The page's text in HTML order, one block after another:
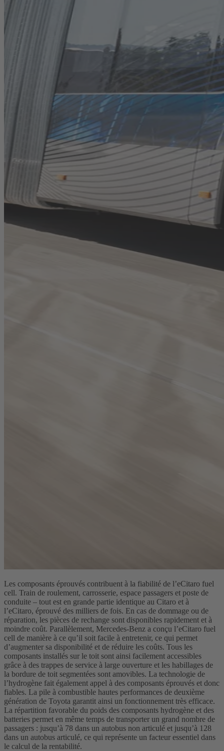
Les composants éprouvés contribuent à la fiabilité de l’eCitaro fuel
cell. Train de roulement, carrosserie, espace passagers et poste de
conduite – tout est en grande partie identique au Citaro et à
l’eCitaro, éprouvé des milliers de fois. En cas de dommage ou de
réparation, les pièces de rechange sont disponibles rapidement et à
moindre coût. Parallèlement, Mercedes-Benz a conçu l’eCitaro fuel
cell de manière à ce qu’il soit facile à entretenir, ce qui permet
d’augmenter sa disponibilité et de réduire les coûts. Tous les
composants installés sur le toit sont ainsi facilement accessibles
grâce à des trappes de service à large ouverture et les habillages de
la bordure de toit segmentées sont amovibles. La technologie de
l’hydrogène fait également appel à des composants éprouvés et donc
fiables. La pile à combustible hautes performances de deuxième
génération de Toyota garantit ainsi un fonctionnement très efficace.
La répartition favorable du poids des composants hydrogène et des
batteries permet en même temps de transporter un grand nombre de
passagers : jusqu’à 78 dans un autobus non articulé et jusqu’à 128
dans un autobus articulé, ce qui représente un facteur essentiel dans
le calcul de la rentabilité.